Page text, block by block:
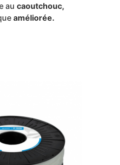
au caoutchouc,
améliorée.